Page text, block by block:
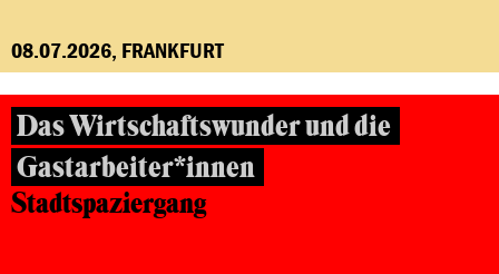
08.07.2026, FRANKFURT
Das Wirtschaftswunder und die
Gastarbeiter*innen
Stadtspaziergang